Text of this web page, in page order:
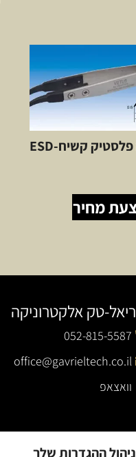
ניהול ההגדרות שלך
פינצטה קצה פלסטיק קשיחESD-
מחיר
טק אלקטרוניקה
052-815-5587
office@gavrieltech.co.il
וואצאפ